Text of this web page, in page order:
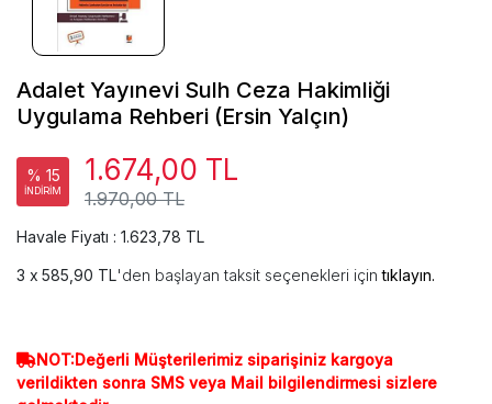
Adalet Yayınevi Sulh Ceza Hakimliği
Uygulama Rehberi (Ersin Yalçın)
% 15
İNDİRİM 1.970,00 TL
1.674,00 TL
Havale Fiyatı : 1.623,78 TL
585,90 TL'den başlayan taksit seçenekleri içintıklayın.
NOT:Değerli Müşterilerimiz siparişiniz kargoya
verildikten sonra SMS veya Mail bilgilendirmesi sizlere